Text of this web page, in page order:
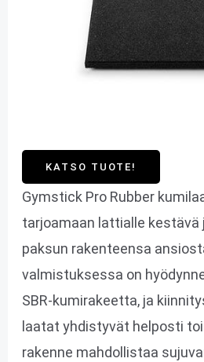
KATSO TUOTE!
Gymstick Pro Rubber
tarjoamaan lattialle kestävä
paksun rakenteensa
valmistuksessa on
SBR-kumirakeetta, ja
laatat yhdistyvät helposti
rakenne mahdollistaa